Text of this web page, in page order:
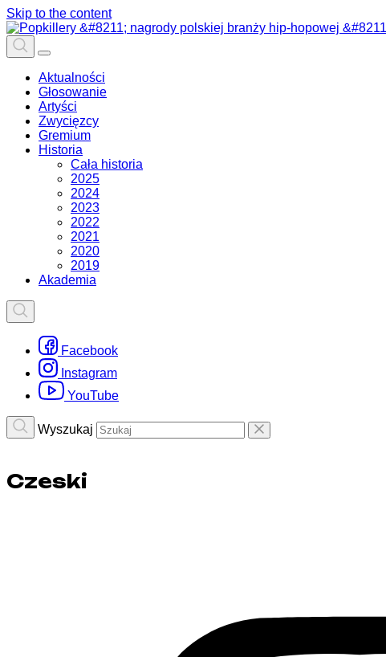
Skip to the content
Aktualności
Głosowanie
Artyści
Zwycięzcy
Gremium
Historia
Cała historia
2025
2024
2023
2022
2021
2020
2019
Akademia
Facebook
Instagram
YouTube
Wyszukaj
Czeski